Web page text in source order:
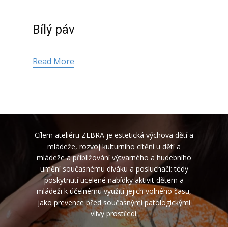
Bílý páv
Read More
Cílem ateliéru ZEBRA je estetická výchova dětí a
mládeže, rozvoj kulturního cítění u dětí a
mládeže a přibližování výtvarného a hudebního
umění současnému diváku a posluchači: tedy
poskytnutí ucelené nabídky aktivit dětem a
mládeži k účelnému využití jejich volného času,
jako prevence před současnými patologickými
vlivy prostředí.